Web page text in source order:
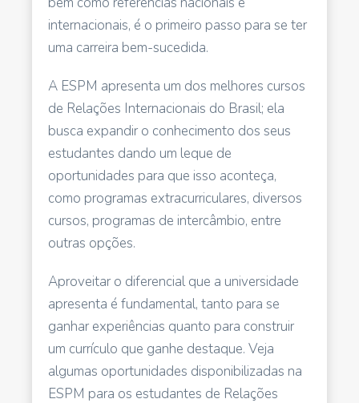
internacionais, é o primeiro passo para se ter
uma carreira bem-sucedida.
A ESPM apresenta um dos melhores cursos
de Relações Internacionais do Brasil; ela
busca expandir o conhecimento dos seus
estudantes dando um leque de
oportunidades para que isso aconteça,
como programas extracurriculares, diversos
cursos, programas de intercâmbio, entre
outras opções.
Aproveitar o diferencial que a universidade
apresenta é fundamental, tanto para se
ganhar experiências quanto para construir
um currículo que ganhe destaque. Veja
algumas oportunidades disponibilizadas na
ESPM para os estudantes de Relações